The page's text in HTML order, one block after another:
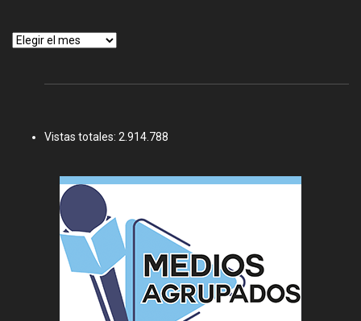
Archivos
Vistas totales: 2.914.788